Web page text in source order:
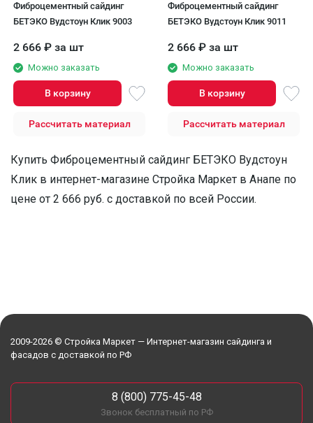
Фиброцементный сайдинг
БЕТЭКО Вудстоун Клик 9003
2 666 ₽ за шт
Можно заказать
В корзину
Рассчитать материал
Фиброцементный сайдинг
БЕТЭКО Вудстоун Клик 9011
2 666 ₽ за шт
Можно заказать
В корзину
Рассчитать материал
Купить Фиброцементный сайдинг БЕТЭКО Вудстоун
Клик в интернет-магазине Стройка Маркет в Анапе по
цене от 2 666 руб. с доставкой по всей России.
2009-2026 © Стройка Маркет — Интернет-магазин сайдинга и
фасадов с доставкой по РФ
8 (800) 775-45-48
Звонок бесплатный по РФ